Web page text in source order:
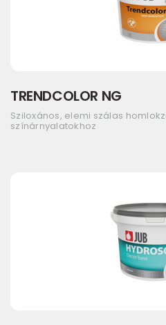
TRENDCOLOR NG
Sziloxános, elemi szálas
színárnyalatokhoz